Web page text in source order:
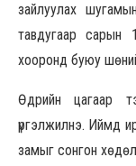
зайлуулах
тавдугаар сарын
хооронд буюу
Өдрийн цагаар
үргэлжилнэ. Иймд
замыг сонгон